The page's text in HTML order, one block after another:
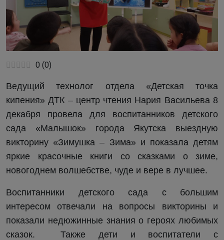
0 (0)
Ведущий технолог отдела «Детская точка
кипения» ДТК – центр чтения Нария Васильева 8
декабря провела для воспитанников детского
сада «Малышок» города Якутска выездную
викторину «Зимушка – Зима» и показала детям
яркие красочные книги со сказками о зиме,
новогоднем волшебстве, чуде и вере в лучшее.
Воспитанники детского сада с большим
интересом отвечали на вопросы викторины и
показали недюжинные знания о героях любимых
сказок. Также дети и воспитатели с